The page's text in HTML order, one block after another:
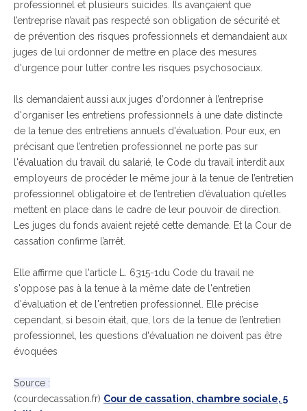
professionnel et plusieurs suicides. Ils avançaient que
l’entreprise n’avait pas respecté son obligation de sécurité et
de prévention des risques professionnels et demandaient aux
juges de lui ordonner de mettre en place des mesures
d'urgence pour lutter contre les risques psychosociaux.
Ils demandaient aussi aux juges d’ordonner à l’entreprise
d'organiser les entretiens professionnels à une date distincte
de la tenue des entretiens annuels d'évaluation. Pour eux, en
précisant que l’entretien professionnel ne porte pas sur
l'évaluation du travail du salarié, le Code du travail interdit aux
employeurs de procéder le même jour à la tenue de l’entretien
professionnel obligatoire et de l’entretien d’évaluation qu’elles
mettent en place dans le cadre de leur pouvoir de direction.
Les juges du fonds avaient rejeté cette demande. Et la Cour de
cassation confirme l’arrêt.
Elle affirme que l'article L. 6315-1du Code du travail ne
s'oppose pas à la tenue à la même date de l'entretien
d'évaluation et de l'entretien professionnel. Elle précise
cependant, si besoin était, que, lors de la tenue de l’entretien
professionnel, les questions d'évaluation ne doivent pas être
évoquées
Source :
(courdecassation.fr) Cour de cassation, chambre sociale, 5